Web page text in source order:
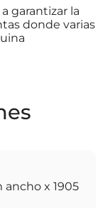
garantizar la
donde varias
ancho x 1905